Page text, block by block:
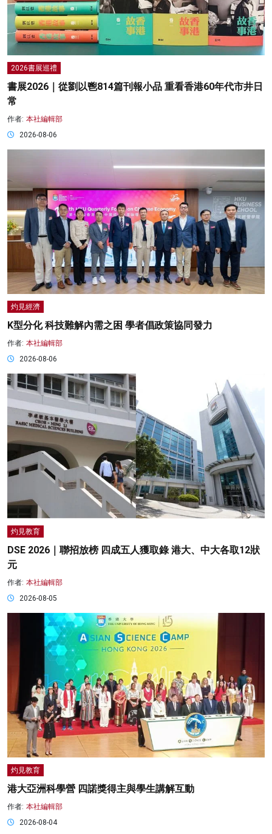
2026書展巡禮
書展2026｜從劉以鬯814篇刊報小品 重看香港60年代市井日
常
作者: 本社編輯部
2026-08-06
灼見經濟
K型分化 科技難解內需之困 學者倡政策協同發力
作者: 本社編輯部
2026-08-06
灼見教育
DSE 2026｜聯招放榜 四成五人獲取錄 港大、中大各取12狀
元
作者: 本社編輯部
2026-08-05
灼見教育
港大亞洲科學營 四諾獎得主與學生講解互動
作者: 本社編輯部
2026-08-04